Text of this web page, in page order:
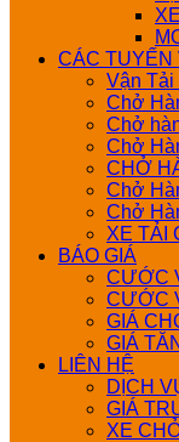
CÁC TUYẾN
Vận Tải
Chở
Chở
Chở
CHỞ
Chở
Chở
XE TẢI
BÁO GIÁ
CƯỚC
CƯỚC
GIÁ
GIÁ
LIÊN HỆ
DỊCH
GIÁ
XE